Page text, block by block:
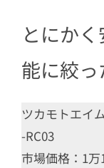
とにか
能に絞
ツカモトエイ
-RC03
市場価格：1